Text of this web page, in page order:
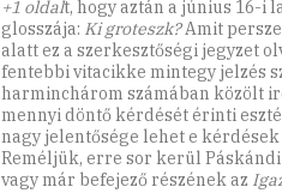
+1 oldalt, hogy aztán a június 16-i
glosszája: Ki groteszk?Amit
alatt ez a szerkesztőségi jegyzet
fentebbi vitacikke mintegy jelzés
harminchárom számában közölt
mennyi döntő kérdését érinti
nagy jelentősége lehet e
Reméljük, erre sor kerül
vagy már befejező részének az